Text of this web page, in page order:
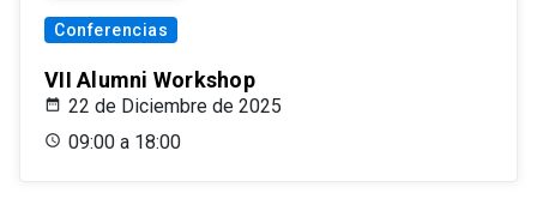
Conferencias
VII Alumni Workshop
22 de Diciembre de 2025
09:00 a 18:00